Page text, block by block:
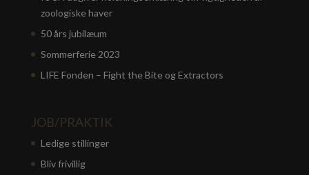
zoologiske haver
50 års jubilæum
Sommerferie 2023
LIFE Fonden – Fight the Bite og Extractors
JOB/PRAKTIK
Ledige stillinger
Bliv frivillig